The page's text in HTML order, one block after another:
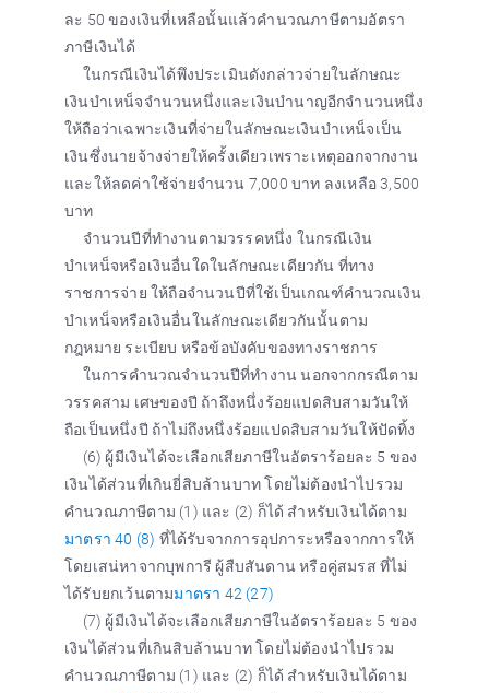
ละ 50 ของเงินที่เหลือนั้นแล้วคำนวณภาษีตามอัตรา
ภาษีเงินได้
ในกรณีเงินได้พึงประเมินดังกล่าวจ่ายในลักษณะ
เงินบำเหน็จจำนวนหนึ่งและเงินบำนาญอีกจำนวนหนึ่ง
ให้ถือว่าเฉพาะเงินที่จ่ายในลักษณะเงินบำเหน็จเป็น
เงินซึ่งนายจ้างจ่ายให้ครั้งเดียวเพราะเหตุออกจากงาน
และให้ลดค่าใช้จ่ายจำนวน 7,000 บาท ลงเหลือ 3,500
บาท
จำนวนปีที่ทำงานตามวรรคหนึ่ง ในกรณีเงิน
บำเหน็จหรือเงินอื่นใดในลักษณะเดียวกัน ที่ทาง
ราชการจ่าย ให้ถือจำนวนปีที่ใช้เป็นเกณฑ์คำนวณเงิน
บำเหน็จหรือเงินอื่นในลักษณะเดียวกันนั้นตาม
กฎหมาย ระเบียบ หรือข้อบังคับของทางราชการ
ในการคำนวณจำนวนปีที่ทำงาน นอกจากกรณีตาม
วรรคสาม เศษของปี ถ้าถึงหนึ่งร้อยแปดสิบสามวันให้
ถือเป็นหนึ่งปี ถ้าไม่ถึงหนึ่งร้อยแปดสิบสามวันให้ปัดทิ้ง
(6) ผู้มีเงินได้จะเลือกเสียภาษีในอัตราร้อยละ 5 ของ
เงินได้ส่วนที่เกินยี่สิบล้านบาท โดยไม่ต้องนำไปรวม
คำนวณภาษีตาม (1) และ (2) ก็ได้ สำหรับเงินได้ตาม
มาตรา 40 (8) ที่ได้รับจากการอุปการะหรือจากการให้
โดยเสน่หาจากบุพการี ผู้สืบสันดาน หรือคู่สมรส ที่ไม่
ได้รับยกเว้นตามมาตรา 42 (27)
(7) ผู้มีเงินได้จะเลือกเสียภาษีในอัตราร้อยละ 5 ของ
เงินได้ส่วนที่เกินสิบล้านบาท โดยไม่ต้องนำไปรวม
คำนวณภาษีตาม (1) และ (2) ก็ได้ สำหรับเงินได้ตาม